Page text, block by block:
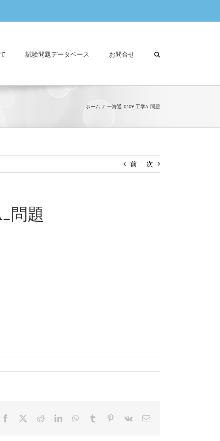
試験問題データベース お問合せ
ホーム 一海通_0409_工学A_問題
前 次
問題
Facebook RedditLinkedInWhatsApp
Tumblr Pinterest
Vk
電